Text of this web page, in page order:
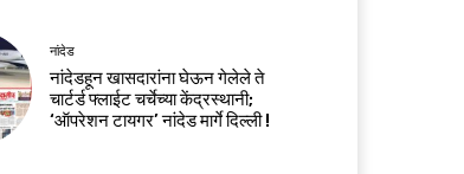
नांदेड
नांदेडहून खासदारांना घेऊन गेलेले ते
चार्टर्ड फ्लाईट चर्चेच्या केंद्रस्थानी;
‘ऑपरेशन टायगर’ नांदेड मार्गे दिल्ली !